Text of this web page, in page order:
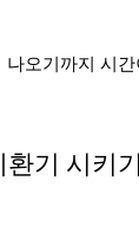
나오기까지 시
기 시키기